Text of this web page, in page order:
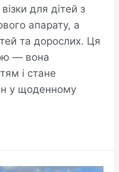
для дітей з
апарату, а
та дорослих. Ця
— вона
і стане
у щоденному